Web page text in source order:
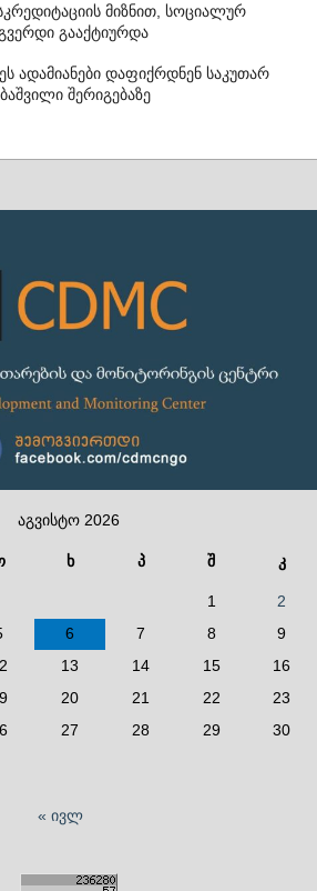
მიზნით, სოციალურ
გააქტიურდა
ადამიანები დაფიქრდნენ საკუთარ
შერიგებაზე
აგვისტო 2026
ხ პ შ კ
1
2
6 7 8
9
13 14 15
16
20 21 22
23
27 28 29
30
« ივლ